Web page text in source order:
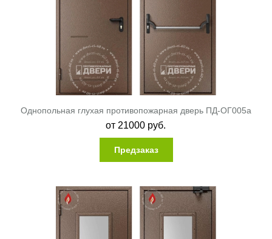
Однопольная глухая противопожарная дверь ПД-ОГ005a
от 21000 руб.
Предзаказ